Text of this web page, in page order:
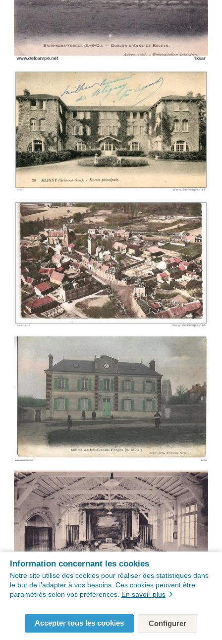
Information concernant les cookies
Notre site utilise des cookies pour réaliser des statistiques dans
le but de l’adapter à vos besoins. Ces cookies peuvent être
paramétrés selon vos préférences. En savoir plus
Accepter tous les cookies Configurer